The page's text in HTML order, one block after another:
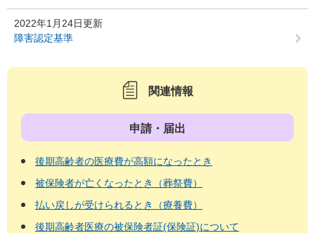
2022年1月24日更新
障害認定基準
関連情報
申請・届出
後期高齢者の医療費が高額になったとき
被保険者が亡くなったとき（葬祭費）
払い戻しが受けられるとき（療養費）
後期高齢者医療の被保険者証(保険証)について